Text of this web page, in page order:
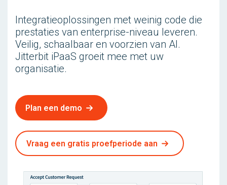
Integratieoplossingen met weinig code die
prestaties van enterprise-niveau leveren.
Veilig, schaalbaar en voorzien van AI.
Jitterbit iPaaS groeit mee met uw
organisatie.
Plan een demo
Vraag een gratis proefperiode aan